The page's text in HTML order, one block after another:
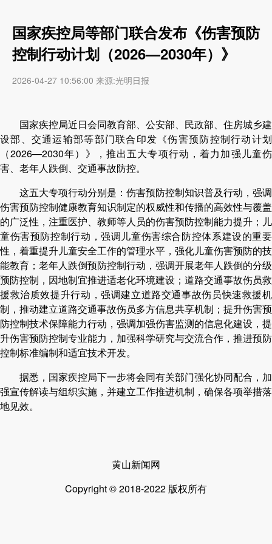
国家疾控局等部门联合发布《伤害预防
控制行动计划（2026—2030年）》
2026-04-27 10:56:00 来源:光明日报
国家疾控局近日会同教育部、公安部、民政部、住房城乡建
设部、交通运输部等部门联合印发《伤害预防控制行动计划
（2026—2030年）》，推出五大专项行动，着力加强儿童伤
害、老年人跌倒、交通事故防控。
这五大专项行动分别是：伤害预防控制知识普及行动，强调
伤害预防控制健康教育知识制定的权威性和传播的高效性与覆盖
的广泛性，注重医护、教师等人员的伤害预防控制能力提升；儿
童伤害预防控制行动，强调儿童伤害综合防控体系建设的重要
性，着重提升儿童安全工作的管理水平，强化儿童伤害预防的技
能教育；老年人跌倒预防控制行动，强调开展老年人跌倒的分级
预防控制，因地制宜推进适老化环境建设；道路交通事故伤员救
援救治质效提升行动，强调建立道路交通事故伤员快速救援机
制，推动建立道路交通事故伤员多方信息共享机制；提升伤害预
防控制技术保障能力行动，强调加强伤害监测的信息化建设，提
升伤害预防控制专业能力，加强科学研究与交流合作，推进预防
控制标准编制和适宜技术开发。
据悉，国家疾控局下一步将会同有关部门强化协同配合，加
强宣传解读与组织实施，并建立工作推进机制，确保各项举措落
地见效。
黄山新闻网
Copyright © 2018-2022 版权所有